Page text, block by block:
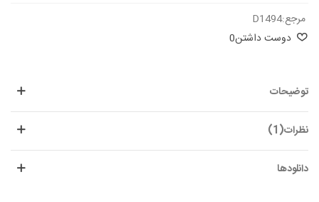
مرجع:D1494
دوست داشتن0
توضیحات
نظرات(1)
دانلودها